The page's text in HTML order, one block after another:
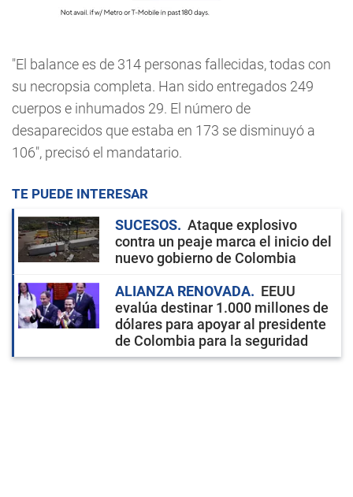
"El balance es de 314 personas fallecidas, todas con
su necropsia completa. Han sido entregados 249
cuerpos e inhumados 29. El número de
desaparecidos que estaba en 173 se disminuyó a
106", precisó el mandatario.
TE PUEDE INTERESAR
SUCESOS
Ataque explosivo
contra un peaje marca el inicio del
nuevo gobierno de Colombia
ALIANZA RENOVADA
EEUU
evalúa destinar 1.000 millones de
dólares para apoyar al presidente
de Colombia para la seguridad